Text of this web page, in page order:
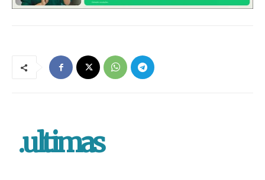
.ultimas